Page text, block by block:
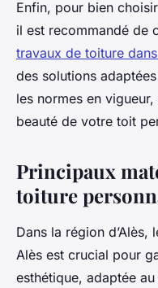
Enfin, pour bien
il est recommandé de
travaux de toiture
des solutions
les normes en
beauté de votre toit
Principaux
toiture
Dans la région
Alès est crucial pour
esthétique, adaptée